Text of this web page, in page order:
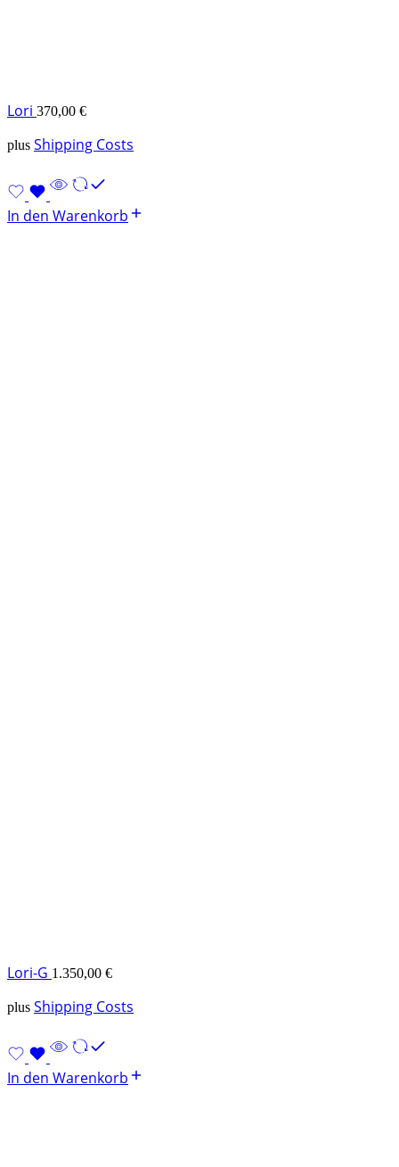
Lori 370,00 €
plus Shipping Costs
In den Warenkorb
Lori-G 1.350,00 €
plus Shipping Costs
In den Warenkorb